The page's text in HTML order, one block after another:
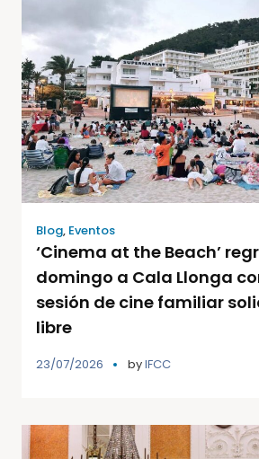
Blog, Eventos
‘Cinema at the Beach’
domingo a Cala Llonga
sesión de cine familiar
libre
23/07/2026 byIFCC